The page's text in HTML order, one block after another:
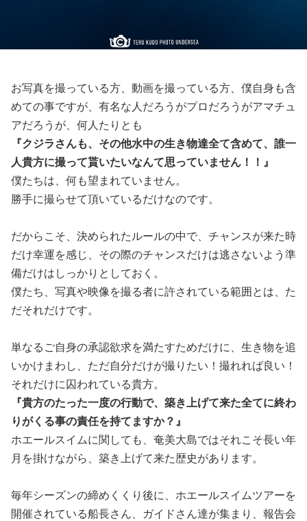
お写真を撮っている方、動画を撮っている方、僕自身も含
めての事ですが、有名な人だろうがプロだろうがアマチュ
アだろうが、何人たりとも
『クジラさんも、その他水中の生き物達全て含めて、誰一
人貴方に撮って貰いたいなんて思っていません！！』
僕たちは、何も望まれていません。
勝手に撮らせて頂いているだけなのです。
だからこそ、決められたルールの中で、チャンスが来た時
だけ幸運を感じ、その際のチャンスだけは逃さないよう準
備だけはしっかりとしておく。
僕たち、写真や映像を撮る者に許されている範囲とは、た
だそれだけです。
単なるご自身の承認欲求を満たすためだけに、生き物を追
いかけまわし、ただ自分だけが撮りたい！撮れれば良い！
それだけに囚われている貴方。
『貴方のたった一度の行動で、築き上げて来た全てに終わ
りがくる事の責任を持てますか？』
ホエールスイムに関しても、奄美大島ではそれこそ長い年
月を掛けながら、築き上げて来た歴史があります。
毎年シーズンの締めくくり後に、ホエールスイムツアーを
開催されている船長さん、ガイドさん達が集まり、報告会